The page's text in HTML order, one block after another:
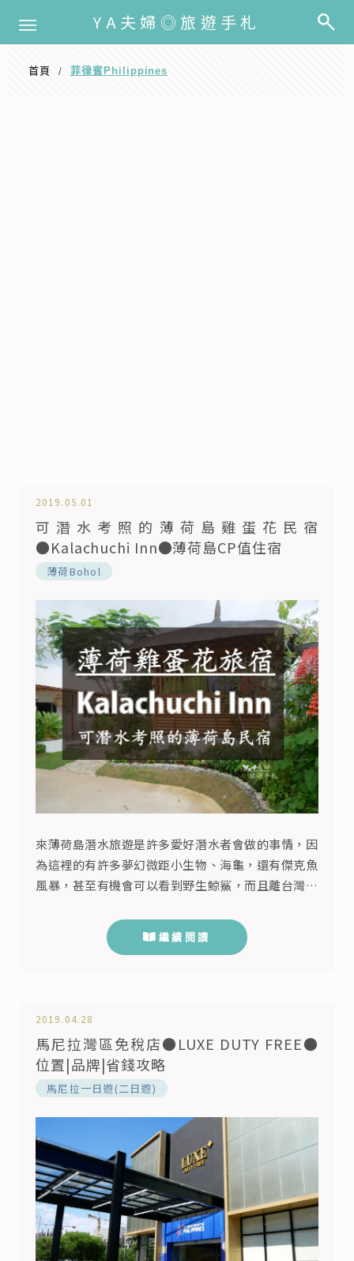
YA夫婦◎旅遊手札
首頁 / ️菲律賓Philippines
2019.05.01
可潛水考照的薄荷島雞蛋花民宿
●Kalachuchi Inn●薄荷島CP值住宿
薄荷Bohol
來薄荷島潛水旅遊是許多愛好潛水者會做的事情，因
為這裡的有許多夢幻微距小生物、海龜，還有傑克魚
風暴，甚至有機會可以看到野生鯨鯊，而且離台灣不
心者來說，來薄荷島潛水考照度假，可以說是一個全
新的體驗，台灣海島瘋潛水旅遊因為熱愛薄荷島這片
繼續閱讀
2019.04.28
馬尼拉灣區免稅店●LUXE DUTY FREE●
位置|品牌|省錢攻略
馬尼拉一日遊(二日遊)